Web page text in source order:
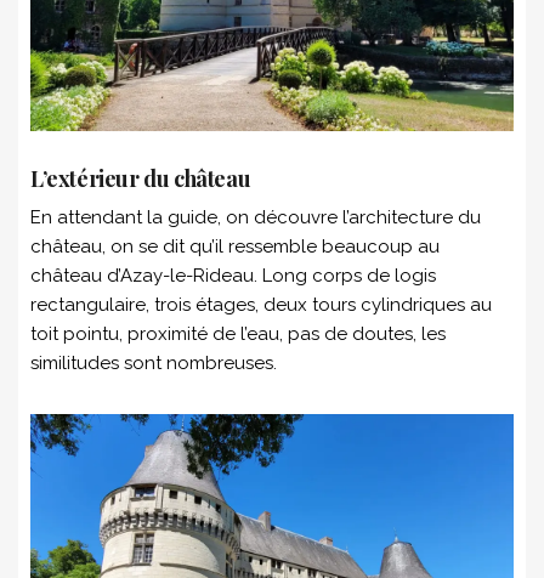
L’extérieur du château
En attendant la guide, on découvre l’architecture du
château, on se dit qu’il ressemble beaucoup au
château d’Azay-le-Rideau. Long corps de logis
rectangulaire, trois étages, deux tours cylindriques au
toit pointu, proximité de l’eau, pas de doutes, les
similitudes sont nombreuses.